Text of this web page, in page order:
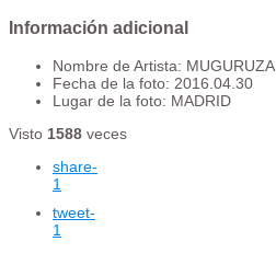
Información adicional
Nombre de Artista: MUGURUZA
Fecha de la foto: 2016.04.30
Lugar de la foto: MADRID
Visto 1588 veces
share-
1
tweet-
1